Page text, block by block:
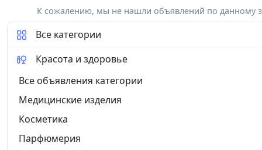
К сожалению, мы не нашли объявлений по данному
Все категории
Красота и здоровье
Все объявления категории
Медицинские изделия
Косметика
Парфюмерия